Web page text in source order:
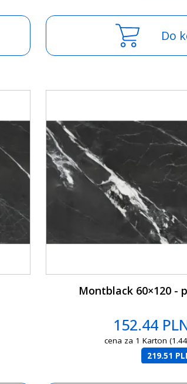
Do
Montblack 60×120 -
152.44
cena za 1 Karton
219.51